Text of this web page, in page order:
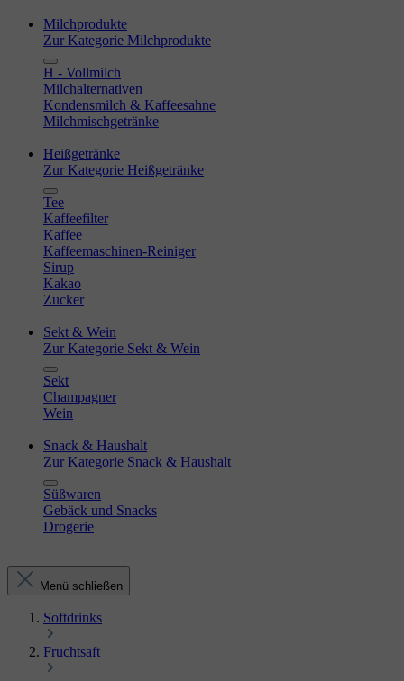
Milchprodukte
Zur Kategorie Milchprodukte
H - Vollmilch
Milchalternativen
Kondensmilch & Kaffeesahne
Milchmischgetränke
Heißgetränke
Zur Kategorie Heißgetränke
Tee
Kaffeefilter
Kaffee
Kaffeemaschinen-Reiniger
Sirup
Kakao
Zucker
Sekt & Wein
Zur Kategorie Sekt & Wein
Sekt
Champagner
Wein
Snack & Haushalt
Zur Kategorie Snack & Haushalt
Süßwaren
Gebäck und Snacks
Drogerie
Menü schließen
Softdrinks
Fruchtsaft